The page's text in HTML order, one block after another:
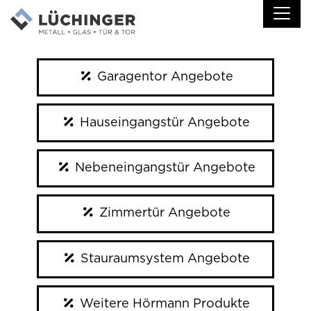
Garagentor Angebote
Hauseingangstür Angebote
Nebeneingangstür Angebote
Zimmertür Angebote
Stauraumsystem Angebote
Weitere Hörmann Produkte